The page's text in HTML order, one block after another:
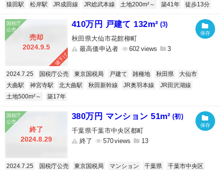
猿田駅
松岸駅 JR成田線 JR総武本線 土地200m²～ 築41年 徒歩13分
売却
2024.9.5
値下げ
410万円 戸建て 132m² (3)
秋田県大仙市花館柳町
最高価申込者
602 3
2024.7.25 国税庁公売 東京国税局 戸建て 雑種地 秋田県
大仙市
大曲駅
神宮寺駅 北大曲駅 秋田新幹線 JR奥羽本線
JR田沢湖線
土地500m²～
築17年
終了
2024.8.29
380万円 マンション 51m² (初)
千葉県千葉市中央区都町
終了
570 13
2024.7.25 国税庁公売 東京国税局 マンション 千葉県
千葉市中央区